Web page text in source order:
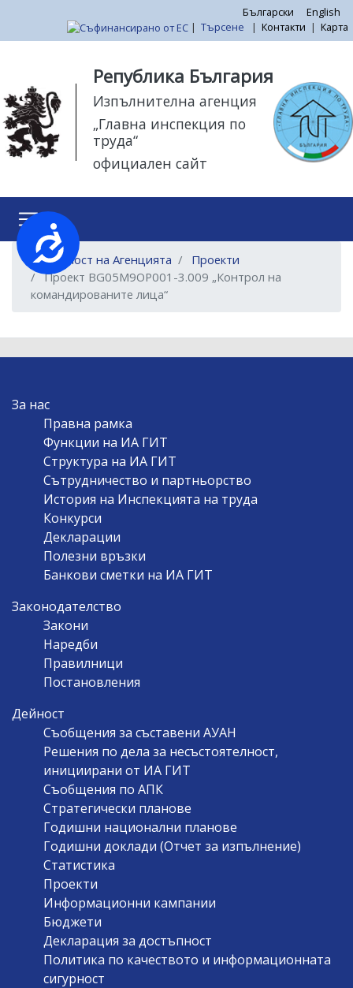
Достъпност
внимание:
Този
уебсайт
разполага
достъпност.
към
съдържание
Български
English
| Търсене | Контакти | Карта
Република България
Изпълнителна агенция
„Главна инспекция по
труда“
официален сайт
Дейност на Агенцията
Проекти ​​​​​​
Проект BG05M9OP001-3.009 „Контрол на
командированите лица“
NAVIGATION
За нас
Правна рамка
Функции на ИА ГИТ
Структура на ИА ГИТ
Сътрудничество и партньорство
История на Инспекцията на труда
Конкурси
Декларации
Полезни връзки
Банкови сметки на ИА ГИТ
Законодателство
Закони
Наредби
Правилници
Постановления
Дейност
Съобщения за съставени АУАН
Решения по дела за несъстоятелност,
инициирани от ИА ГИТ
Съобщения по АПК
Стратегически планове
Годишни национални планове
Годишни доклади (Отчет за изпълнение)
Статистика
Проекти
Информационни кампании
Бюджети
Декларация за достъпност
Политика по качеството и информационната
сигурност